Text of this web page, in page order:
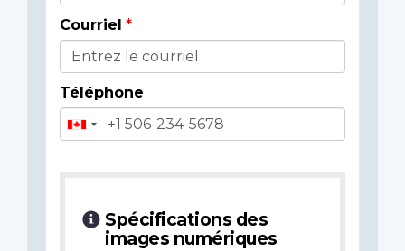
Courriel
Téléphone
Spécifications des
images numériques